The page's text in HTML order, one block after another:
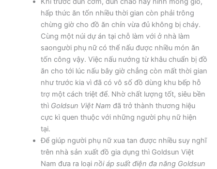
hấp thức ăn tốn nhiều thời gian còn phải trông
chừng giờ cho đồ ăn chín vừa đủ không bị cháy.
Cùng một núi dự án tại chỗ làm với ở nhà làm
saongười phụ nữ có thể nấu được nhiều món ăn
tốn công vậy. Việc nấu nướng từ khâu chuẩn bị đồ
ăn cho tới lúc nấu bây giờ chẳng còn mất thời gian
như trước kia vì đã có vô số đồ dùng khu bếp hỗ
trợ một cách triệt để. Nhờ chất lượng tốt, siêu bền
thìGoldsun Việt Nam đã trở thành thương hiệu
cực kì quen thuộc với những người phụ nữ hiện
tại.
Để giúp người phụ nữ xua tan được nhiều suy nghĩ
trên nhà sản xuất đồ gia dụng thì Goldsun Việt
Nam đưa ra loại nồi áp suất điện đa năng Goldsun